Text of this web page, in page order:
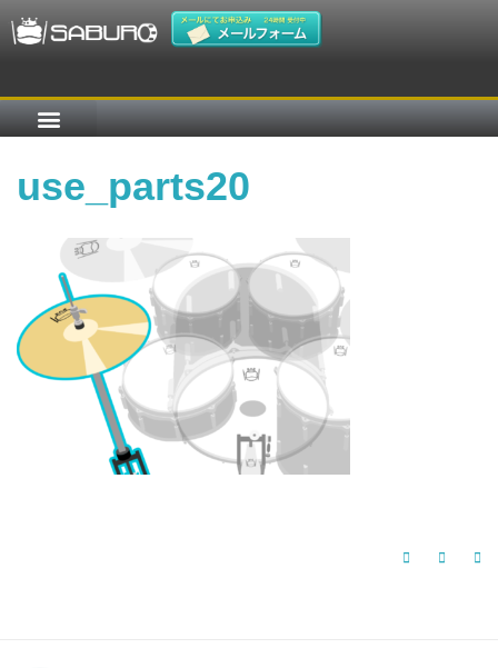
use_parts20